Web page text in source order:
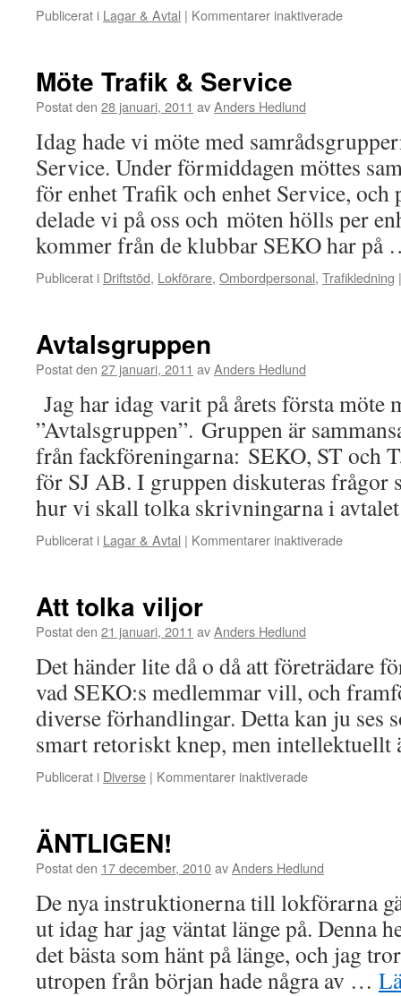
Publicerat i Lagar & Avtal | Kommentarer inaktiverade
Möte Trafik & Service
Postat den 28 januari, 2011 avAnders Hedlund
Idag hade vi möte med
Service. Under förmiddagen möttes
för enhet Trafik och enhet Service, och
delade vi på oss och möten hölls per
kommer från de klubbar SEKO har
Publicerat i Driftstöd, Lokförare, Ombordpersonal, Trafikledning |
Avtalsgruppen
Postat den 27 januari, 2011 avAnders Hedlund
Jag har idag varit på årets första möte
”Avtalsgruppen”. Gruppen är
från fackföreningarna: SEKO, ST och
för SJ AB. I gruppen diskuteras frågor
hur vi skall tolka skrivningarna i
Publicerat i Lagar & Avtal | Kommentarer inaktiverade
Att tolka viljor
Postat den 21 januari, 2011 avAnders Hedlund
Det händer lite då o då att företrädare
vad SEKO:s medlemmar vill, och
diverse förhandlingar. Detta kan ju ses
smart retoriskt knep, men
Publicerat i Diverse | Kommentarer inaktiverade
ÄNTLIGEN!
Postat den 17 december, 2010avAnders Hedlund
De nya instruktionerna till lokförarna
ut idag har jag väntat länge på. Denna
det bästa som hänt på länge, och jag
utropen från början hade några av …